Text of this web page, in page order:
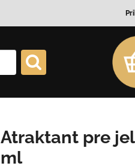
Atraktant pre
ml